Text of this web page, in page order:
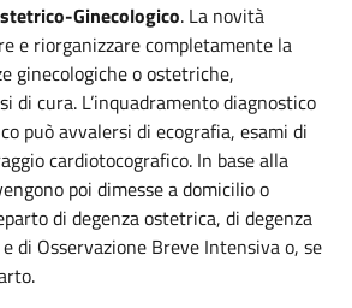
Ginecologico. La novità
e riorganizzare completamente la
ginecologiche o ostetriche,
di cura. L’inquadramento diagnostico
può avvalersi di ecografia, esami di
cardiotocografico. In base alla
poi dimesse a domicilio o
di degenza ostetrica, di degenza
di Osservazione Breve Intensiva o, se